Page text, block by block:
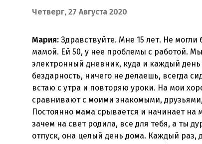
Четверг, 27 Августа 2020
Мария: Здравствуйте. Мне 15 лет. Не
мамой. Ей 50, у нее проблемы с работой.
электронный дневник, куда и каждый
бездарность, ничего не делаешь, всегда
встаю с утра и повторяю уроки. На мои
сравнивают с моими знакомыми,
Постоянно мама срывается и начинает на
зачем на свет родила, все для тебя, а ты
отпуск, она целый день дома. Каждый раз,